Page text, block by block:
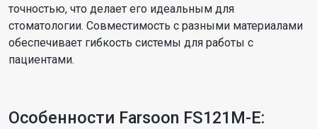
точностью, что делает его идеальным для
стоматологии. Совместимость с разными материалами
обеспечивает гибкость системы для работы с
пациентами.
Особенности Farsoon FS121M-E: